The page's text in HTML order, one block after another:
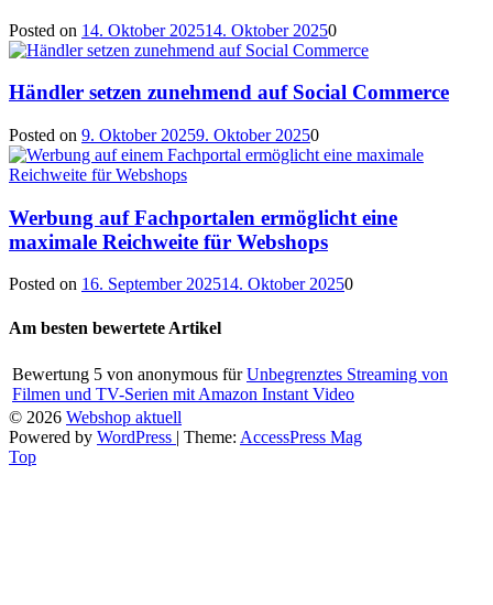
Posted on 14. Oktober 202514. Oktober 20250
Händler setzen zunehmend auf Social Commerce
Posted on 9. Oktober 20259. Oktober 20250
Werbung auf Fachportalen ermöglicht eine
maximale Reichweite für Webshops
Posted on 16. September 202514. Oktober 20250
Am besten bewertete Artikel
Bewertung 5 von anonymous für Unbegrenztes Streaming von
Filmen und TV-Serien mit Amazon Instant Video
© 2026 Webshop aktuell
Powered by WordPress | Theme: AccessPress Mag
Top